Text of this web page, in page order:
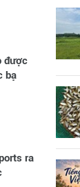
được
bạ
ra